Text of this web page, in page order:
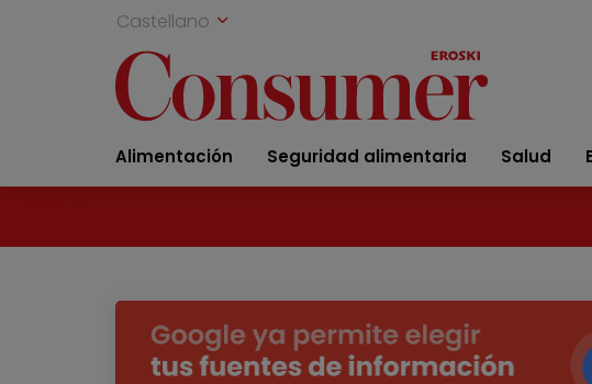
Castellano
Alimentación Seguridad alimentaria Salud